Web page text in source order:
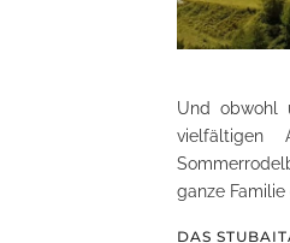
Und obwohl
vielfältigen
ganze
DAS